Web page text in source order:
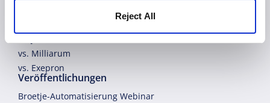
Reject All
vs. Milliarum
vs. Exepron
Veröffentlichungen
Broetje-Automatisierung Webinar